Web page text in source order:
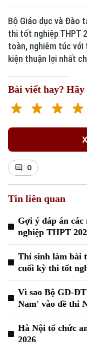
Bộ Giáo dục và Đào
thi tốt nghiệp THPT
toàn, nghiêm túc
kiện thuận lợi nhất
Bài viết hay?
0
Tin liên quan
Gợi ý đáp án
nghiệp THPT
Thí sinh làm bài
cuối kỳ thi tốt
Vì sao Bộ GD-
Nam' vào đề thi
Hà Nội tổ chức
2026